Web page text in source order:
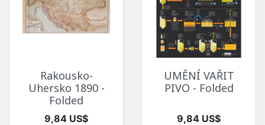
Rakousko-
Uhersko 1890 -
Folded
Cena
9,84 US$
UMĚNÍ VAŘIT
PIVO - Folded
Cena
9,84 US$